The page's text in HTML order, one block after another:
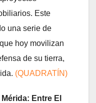
Este
una serie de
hoy movilizan
de su tierra,
(QUADRATÍN)
Entre El